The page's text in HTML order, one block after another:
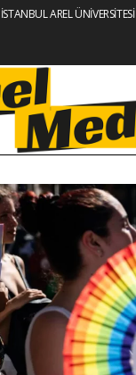
İSTANBUL AREL ÜNİVERSİTESİ